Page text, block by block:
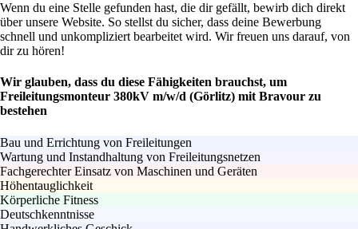
Wenn du eine Stelle gefunden hast, die dir gefällt, bewirb dich direkt
über unsere Website. So stellst du sicher, dass deine Bewerbung
schnell und unkompliziert bearbeitet wird. Wir freuen uns darauf, von
dir zu hören!
Wir glauben, dass du diese Fähigkeiten brauchst, um
Freileitungsmonteur 380kV m/w/d (Görlitz) mit Bravour zu
bestehen
Bau und Errichtung von Freileitungen
Wartung und Instandhaltung von Freileitungsnetzen
Fachgerechter Einsatz von Maschinen und Geräten
Höhentauglichkeit
Körperliche Fitness
Deutschkenntnisse